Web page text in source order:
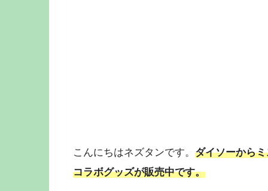
こんにちはネズタンです。 ダイソーから
コラボグッズが販売中です。